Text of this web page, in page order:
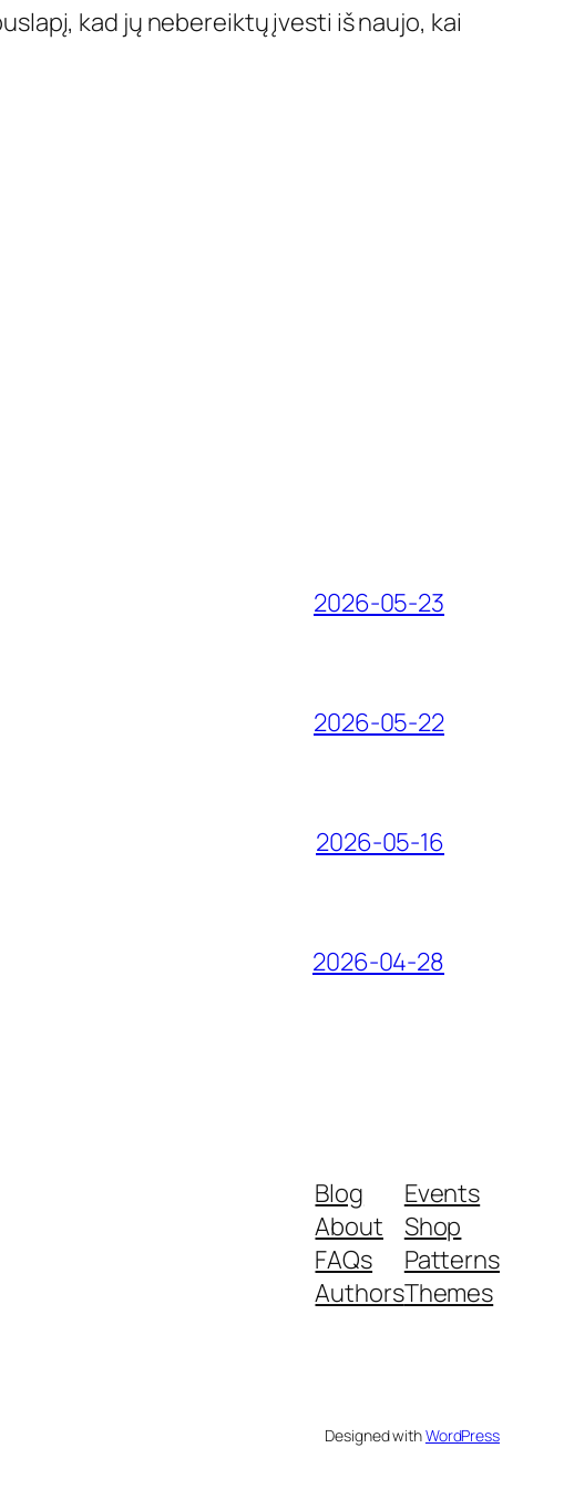
kad jų nebereiktų įvesti iš naujo, kai
2026-05-23
2026-05-22
2026-05-16
2026-04-28
Blog
About
FAQs
Authors
Events
Shop
Patterns
Themes
Designed withWordPress